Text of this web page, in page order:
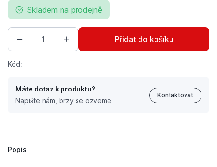
Skladem na prodejně
Přidat do košíku
Kód:
Máte dotaz k produktu?
Napište nám, brzy se ozveme
Kontaktovat
Popis